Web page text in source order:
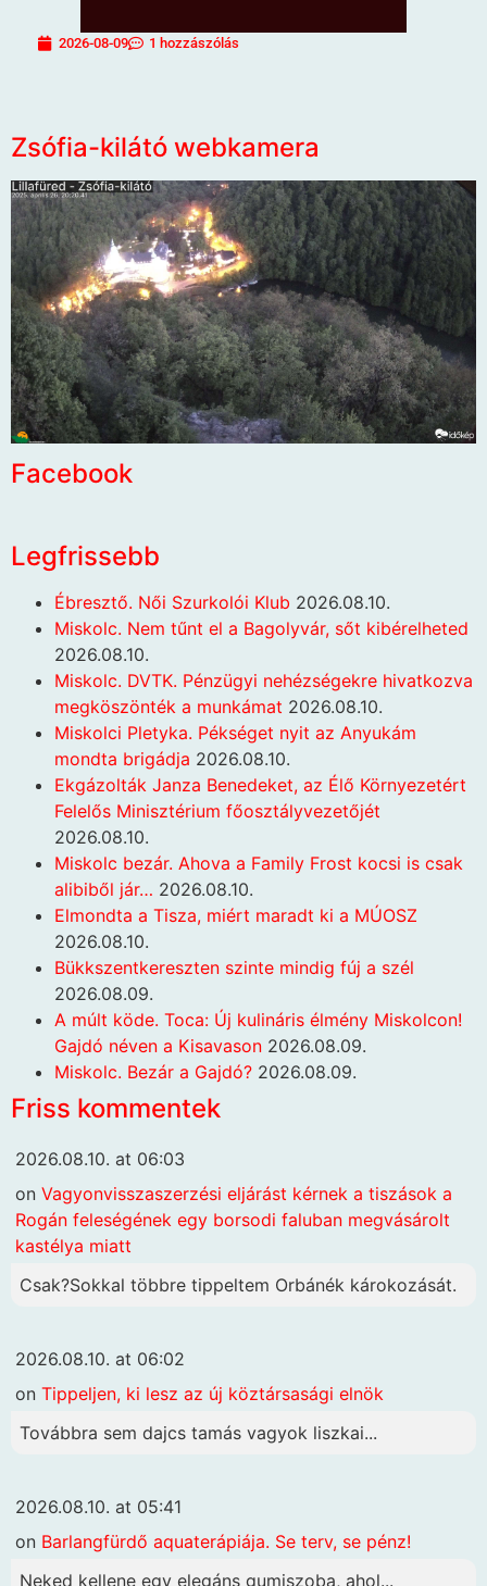
2026-08-09 1 hozzászólás
Zsófia-kilátó webkamera
Facebook
Legfrissebb
Ébresztő. Női Szurkolói Klub 2026.08.10.
Miskolc. Nem tűnt el a Bagolyvár, sőt kibérelheted
2026.08.10.
Miskolc. DVTK. Pénzügyi nehézségekre hivatkozva
megköszönték a munkámat 2026.08.10.
Miskolci Pletyka. Pékséget nyit az Anyukám
mondta brigádja 2026.08.10.
Ekgázolták Janza Benedeket, az Élő Környezetért
Felelős Minisztérium főosztályvezetőjét
2026.08.10.
Miskolc bezár. Ahova a Family Frost kocsi is csak
alibiből jár… 2026.08.10.
Elmondta a Tisza, miért maradt ki a MÚOSZ
2026.08.10.
Bükkszentkereszten szinte mindig fúj a szél
2026.08.09.
A múlt köde. Toca: Új kulináris élmény Miskolcon!
Gajdó néven a Kisavason 2026.08.09.
Miskolc. Bezár a Gajdó? 2026.08.09.
Friss kommentek
2026.08.10. at 06:03
on Vagyonvisszaszerzési eljárást kérnek a tiszások a
Rogán feleségének egy borsodi faluban megvásárolt
kastélya miatt
Csak?Sokkal többre tippeltem Orbánék károkozását.
2026.08.10. at 06:02
on Tippeljen, ki lesz az új köztársasági elnök
Továbbra sem dajcs tamás vagyok liszkai...
2026.08.10. at 05:41
on Barlangfürdő aquaterápiája. Se terv, se pénz!
Neked kellene egy elegáns gumiszoba, ahol...